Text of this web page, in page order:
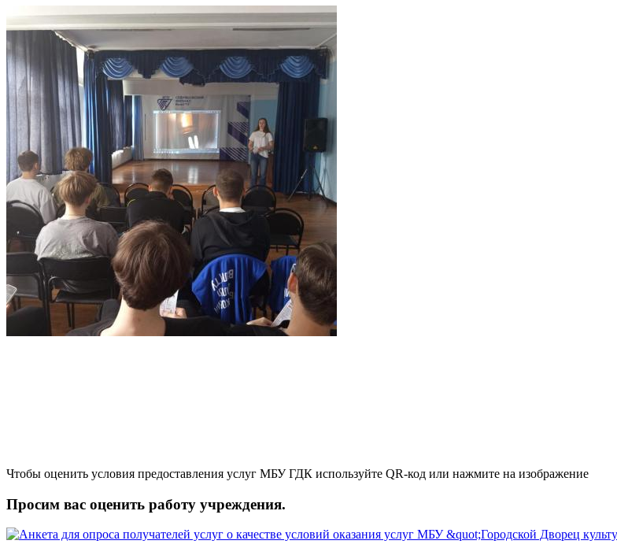
Чтобы оценить условия предоставления услуг МБУ ГДК используйте QR-код или нажмите на изображение
Просим вас оценить работу учреждения.